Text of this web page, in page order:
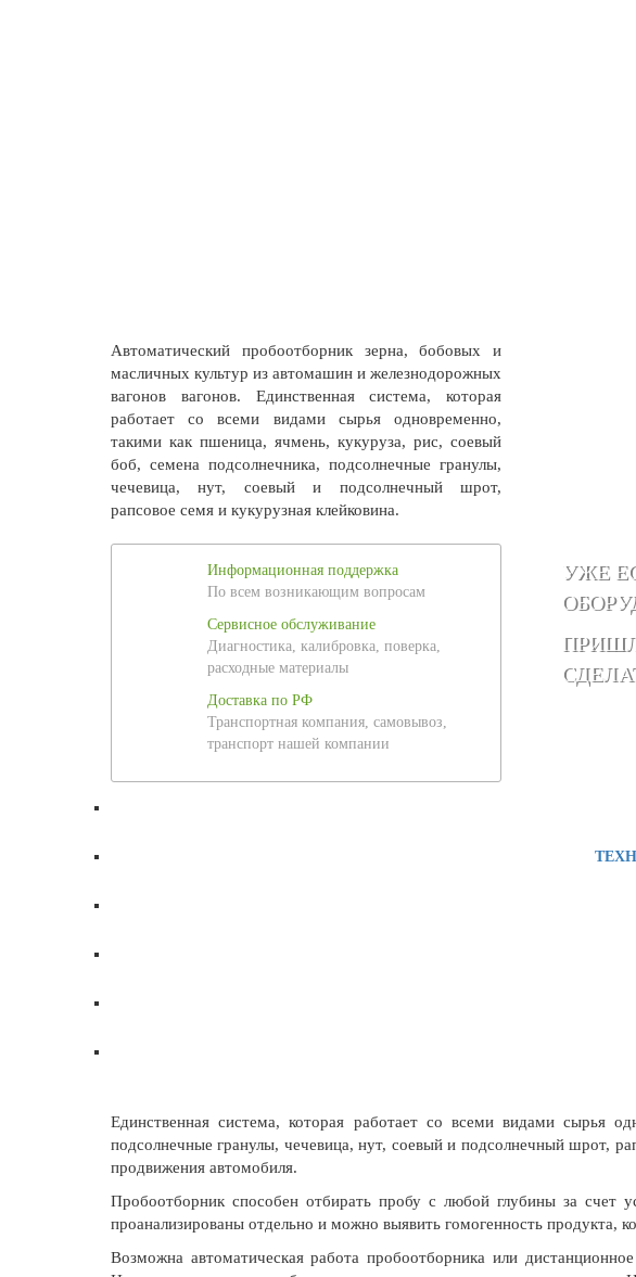
Автоматический пробоотборник зерна, бобовых и
масличных культур из автомашин и железнодорожных
вагонов вагонов. Единственная система, которая
работает со всеми видами сырья одновременно,
такими как пшеница, ячмень, кукуруза, рис, соевый
боб, семена подсолнечника, подсолнечные гранулы,
чечевица, нут, соевый и подсолнечный шрот,
рапсовое семя и кукурузная клейковина.
Информационная поддержка
По всем возникающим вопросам
Сервисное обслуживание
Диагностика, калибровка, поверка,
расходные материалы
Доставка по РФ
Транспортная компания, самовывоз,
транспорт нашей компании
УЖЕ
Единственная система, которая работает со всеми видами сырья
подсолнечные гранулы, чечевица, нут, соевый и подсолнечный шрот,
продвижения автомобиля.
Пробоотборник способен отбирать пробу с любой глубины за счет
проанализированы отдельно и можно выявить гомогенность продукта,
Возможна автоматическая работа пробоотборника или